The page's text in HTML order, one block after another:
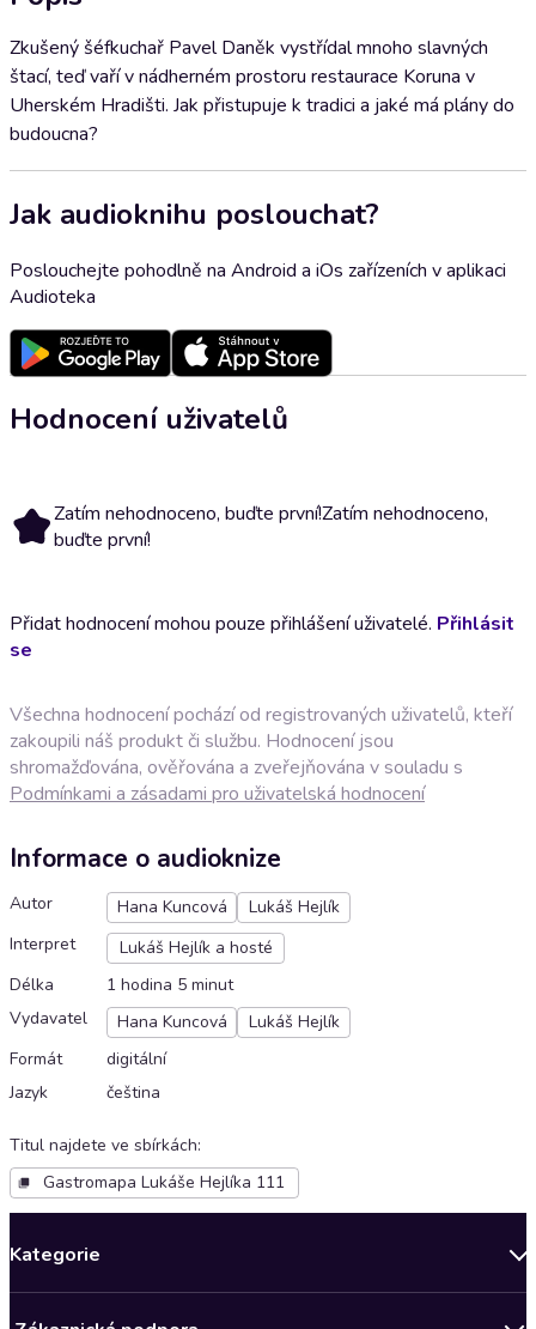
Zkušený šéfkuchař Pavel Daněk vystřídal mnoho slavných
štací, teď vaří v nádherném prostoru restaurace Koruna v
Uherském Hradišti. Jak přistupuje k tradici a jaké má plány do
budoucna?
Jak audioknihu poslouchat?
Poslouchejte pohodlně na Android a iOs zařízeních v aplikaci
Audioteka
Hodnocení uživatelů
Zatím nehodnoceno, buďte první!Zatím nehodnoceno,
buďte první!
Přidat hodnocení mohou pouze přihlášení uživatelé. Přihlásit
se
Všechna hodnocení pochází od registrovaných uživatelů, kteří
zakoupili náš produkt či službu. Hodnocení jsou
shromažďována, ověřována a zveřejňována v souladu s
Podmínkami a zásadami pro uživatelská hodnocení
Informace o audioknize
Autor Hana Kuncová
Lukáš Hejlík
Interpret
Lukáš Hejlík a hosté
Délka
1 hodina 5 minut
Vydavatel
Hana Kuncová
Lukáš Hejlík
Formát
digitální
Jazyk
čeština
Titul najdete ve sbírkách:
Gastromapa Lukáše Hejlíka 111
Kategorie